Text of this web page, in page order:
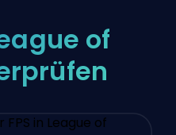
of